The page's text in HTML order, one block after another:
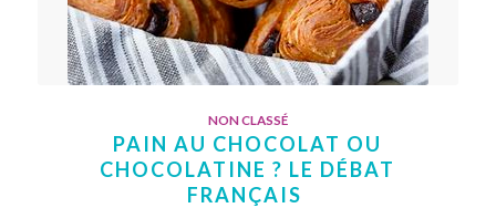
NON CLASSÉ
PAIN AU CHOCOLAT OU
CHOCOLATINE ? LE DÉBAT
FRANÇAIS